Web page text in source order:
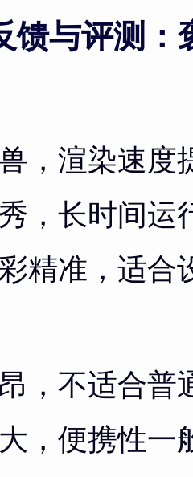
馈与评测
，渲染速度
，长时间运
精准，适合
，不适合普
，便携性一